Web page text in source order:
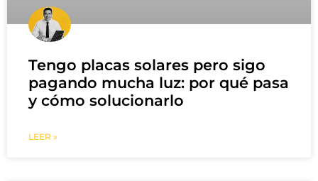
Tengo placas solares pero sigo
pagando mucha luz: por qué pasa
y cómo solucionarlo
LEER »